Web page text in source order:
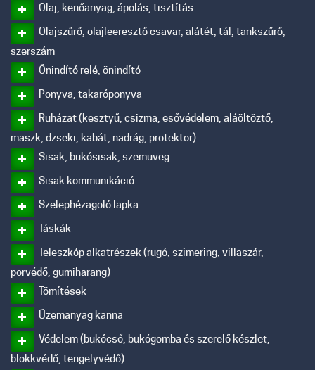
Olaj, kenőanyag, ápolás, tisztítás
Olajszűrő, olajleeresztő csavar, alátét, tál, tankszűrő,
szerszám
Önindító relé, önindító
Ponyva, takaróponyva
Ruházat (kesztyű, csizma, esővédelem, aláöltöztő,
maszk, dzseki, kabát, nadrág, protektor)
Sisak, bukósisak, szemüveg
Sisak kommunikáció
Szelephézagoló lapka
Táskák
Teleszkóp alkatrészek (rugó, szimering, villaszár,
porvédő, gumiharang)
Tömítések
Üzemanyag kanna
Védelem (bukócső, bukógomba és szerelő készlet,
blokkvédő, tengelyvédő)